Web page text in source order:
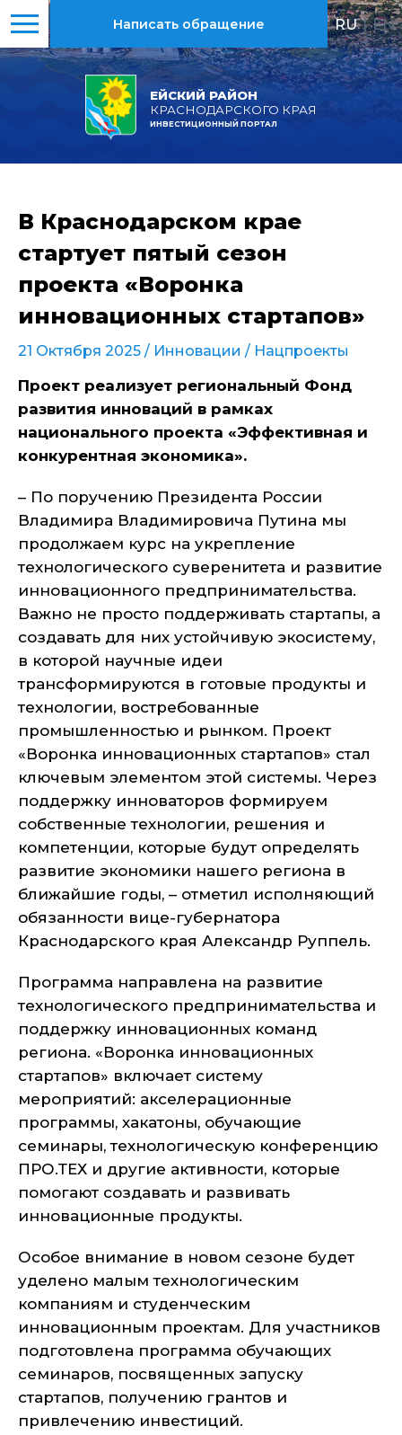
ЕЙСКИЙ РАЙОН
КРАСНОДАРСКОГО КРАЯ
ИНВЕСТИЦИОННЫЙ ПОРТАЛ
Написать обращение RU | EN
В Краснодарском крае
стартует пятый сезон
проекта «Воронка
инновационных стартапов»
21 Октября 2025 / Инновации / Нацпроекты
Проект реализует региональный Фонд
развития инноваций в рамках
национального проекта «Эффективная и
конкурентная экономика».
– По поручению Президента России
Владимира Владимировича Путина мы
продолжаем курс на укрепление
технологического суверенитета и развитие
инновационного предпринимательства.
Важно не просто поддерживать стартапы, а
создавать для них устойчивую экосистему,
в которой научные идеи
трансформируются в готовые продукты и
технологии, востребованные
промышленностью и рынком. Проект
«Воронка инновационных стартапов» стал
ключевым элементом этой системы. Через
поддержку инноваторов формируем
собственные технологии, решения и
компетенции, которые будут определять
развитие экономики нашего региона в
ближайшие годы, – отметил исполняющий
обязанности вице-губернатора
Краснодарского края Александр Руппель.
Программа направлена на развитие
технологического предпринимательства и
поддержку инновационных команд
региона. «Воронка инновационных
стартапов» включает систему
мероприятий: акселерационные
программы, хакатоны, обучающие
семинары, технологическую конференцию
ПРО.ТЕХ и другие активности, которые
помогают создавать и развивать
инновационные продукты.
Особое внимание в новом сезоне будет
уделено малым технологическим
компаниям и студенческим
инновационным проектам. Для участников
подготовлена программа обучающих
семинаров, посвященных запуску
стартапов, получению грантов и
привлечению инвестиций.